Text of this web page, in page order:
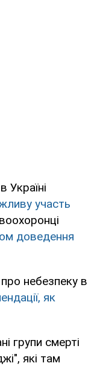
Україні
участь
доведення
небезпеку в
як
групи смерті
які там